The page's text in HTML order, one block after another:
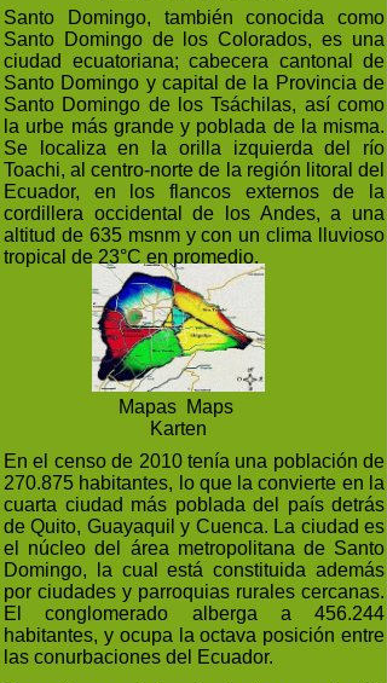
Mapas Maps
Karten
Santo Domingo, también conocida como
Santo Domingo de los Colorados, es una
ciudad ecuatoriana; cabecera cantonal de
Santo Domingo y capital de la Provincia de
Santo Domingo de los Tsáchilas, así como
la urbe más grande y poblada de la misma.
Se localiza en la orilla izquierda del río
Toachi, al centro-norte de la región litoral del
Ecuador, en los flancos externos de la
cordillera occidental de los Andes, a una
altitud de 635 msnm y con un clima lluvioso
tropical de 23°C en promedio.
En el censo de 2010 tenía una población de
270.875 habitantes, lo que la convierte en la
cuarta ciudad más poblada del país detrás
de Quito, Guayaquil y Cuenca. La ciudad es
el núcleo del área metropolitana de Santo
Domingo, la cual está constituida además
por ciudades y parroquias rurales cercanas.
El conglomerado alberga a 456.244
habitantes, y ocupa la octava posición entre
las conurbaciones del Ecuador.